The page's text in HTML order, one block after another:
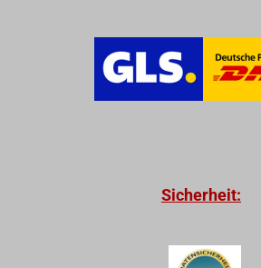
Sicherheit: